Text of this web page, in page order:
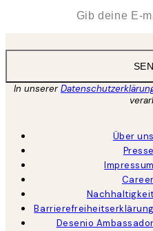
In unserer
Über uns
Presse
Impressum
Career
Nachhaltigkeit
Barrierefreiheitserklärung
Desenio Ambassador